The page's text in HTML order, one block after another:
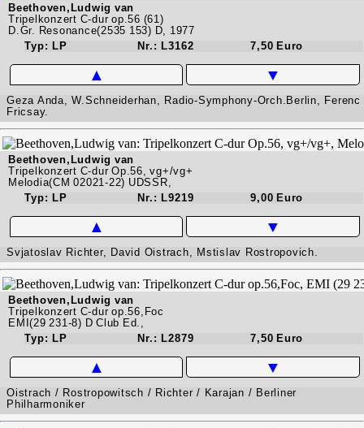
Beethoven,Ludwig van
Tripelkonzert C-dur op.56 (61)
D.Gr. Resonance(2535 153) D, 1977
Typ: LP
Nr.: L3162 7,50 Euro
▲ ▼
Geza Anda, W.Schneiderhan, Radio-Symphony-Orch.Berlin, Ferenc
Fricsay.
Beethoven,Ludwig van
Tripelkonzert C-dur Op.56, vg+/vg+
Melodia(CM 02021-22) UDSSR,
Typ: LP
Nr.: L9219 9,00 Euro
▲ ▼
Svjatoslav Richter, David Oistrach, Mstislav Rostropovich.
Beethoven,Ludwig van
Tripelkonzert C-dur op.56,Foc
EMI(29 231-8) D Club Ed.,
Typ: LP
Nr.: L2879 7,50 Euro
▲ ▼
Oistrach / Rostropowitsch / Richter / Karajan / Berliner
Philharmoniker